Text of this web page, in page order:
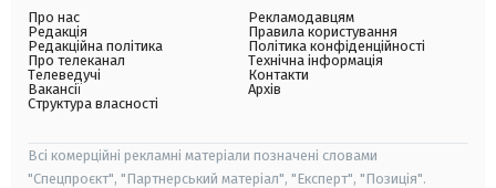
Про нас
Редакція
Редакційна політика
Про телеканал
Телеведучі
Вакансії
Структура власності
Рекламодавцям
Правила користування
Політика конфіденційності
Технічна інформація
Контакти
Архів
Всі комерційні рекламні матеріали позначені словами
"Спецпроєкт", "Партнерський матеріал", "Експерт", "Позиція".